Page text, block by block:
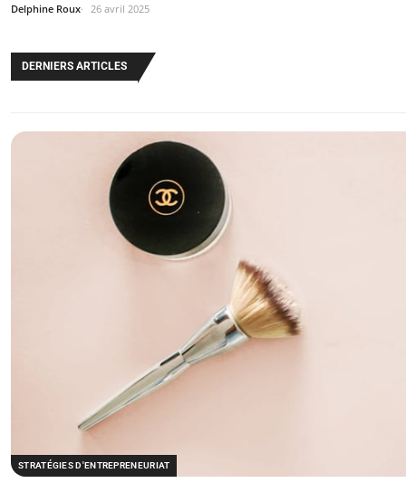
Delphine Roux 26 avril 2025
DERNIERS ARTICLES
STRATÉGIES D'ENTREPRENEURIAT